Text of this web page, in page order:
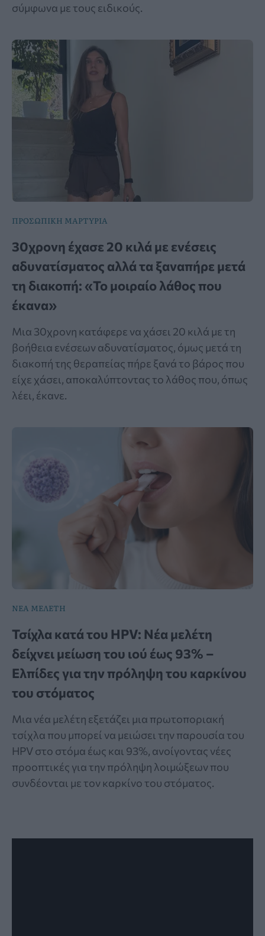
σύμφωνα με τους ειδικούς.
ΠΡΟΣΩΠΙΚΗ ΜΑΡΤΥΡΙΑ
30χρονη έχασε 20 κιλά με ενέσεις
αδυνατίσματος αλλά τα ξαναπήρε μετά
τη διακοπή: «Το μοιραίο λάθος που
έκανα»
Μια 30χρονη κατάφερε να χάσει 20 κιλά με τη
βοήθεια ενέσεων αδυνατίσματος, όμως μετά τη
διακοπή της θεραπείας πήρε ξανά το βάρος που
είχε χάσει, αποκαλύπτοντας το λάθος που, όπως
λέει, έκανε.
ΝΕΑ ΜΕΛΕΤΗ
Τσίχλα κατά του HPV: Νέα μελέτη
δείχνει μείωση του ιού έως 93% –
Ελπίδες για την πρόληψη του καρκίνου
του στόματος
Μια νέα μελέτη εξετάζει μια πρωτοποριακή
τσίχλα που μπορεί να μειώσει την παρουσία του
HPV στο στόμα έως και 93%, ανοίγοντας νέες
προοπτικές για την πρόληψη λοιμώξεων που
συνδέονται με τον καρκίνο του στόματος.